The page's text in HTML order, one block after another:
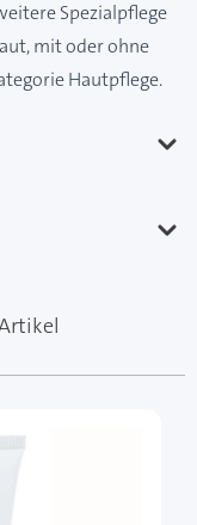
Spezialpflege
mit oder ohne
Hautpflege.